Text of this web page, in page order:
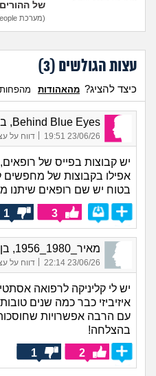
של
(מערכת AskPeople)
עצות הגולשים (3
)
כיצד להציג? מהאהודות
Behind Blue Eyes, בת 38
23/06/26 19:51 דווח על
יש קבוצות בפייס של
אפילו בקבוצות של
בטוח יש שם רופאים שיתנו
3
1
מאיר_1980_1956, בן 44, אורח
23/06/26 22:14
| דווח על
יש לי קליניקה לרפואה
איזיביזי כבר כמה שנים
עם הרבה אפשרויות
בהצלחה!
2
1